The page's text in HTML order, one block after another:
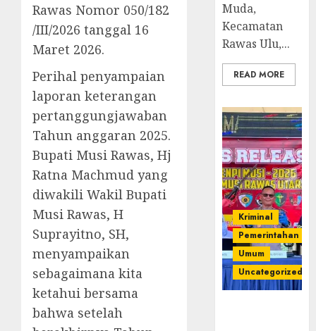
Rawas Nomor 050/182
/III/2026 tanggal 16
Maret 2026.
Perihal penyampaian
laporan keterangan
pertanggungjawaban
Tahun anggaran 2025.
Bupati Musi Rawas, Hj
Ratna Machmud yang
diwakili Wakil Bupati
Musi Rawas, H
Suprayitno, SH,
menyampaikan
sebagaimana kita
ketahui bersama
bahwa setelah
Muda,
Kecamatan
Rawas Ulu,...
READ MORE
Kriminal
Pemerintahan
Umum
Uncategorized